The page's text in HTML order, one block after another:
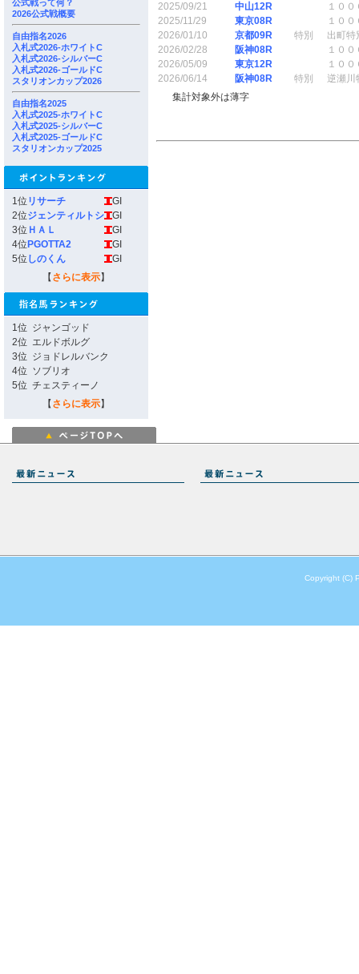
公式戦って何？
2026公式戦概要
自由指名2026
入札式2026-ホワイトC
入札式2026-シルバーC
入札式2026-ゴールドC
スタリオンカップ2026
自由指名2025
入札式2025-ホワイトC
入札式2025-シルバーC
入札式2025-ゴールドC
スタリオンカップ2025
1位 リサーチ
GI
2位ジェンティルトシ
GI
3位 ＨＡＬ
GI
4位 PGOTTA2
GI
5位 しのくん
GI
【 さらに表示】
1位 ジャンゴッド
2位 エルドボルグ
3位 ジョドレルバンク
4位 ソブリオ
5位 チェスティーノ
【 さらに表示】
2025/09/21
中山12R
１０
2025/11/29
東京08R
１０
2026/01/10
京都09R 特別
出町特
2026/02/28
阪神08R
１０
2026/05/09
東京12R
１０
2026/06/14
阪神08R 特別
逆瀬川
集計対象外は薄字
Copyright (C)